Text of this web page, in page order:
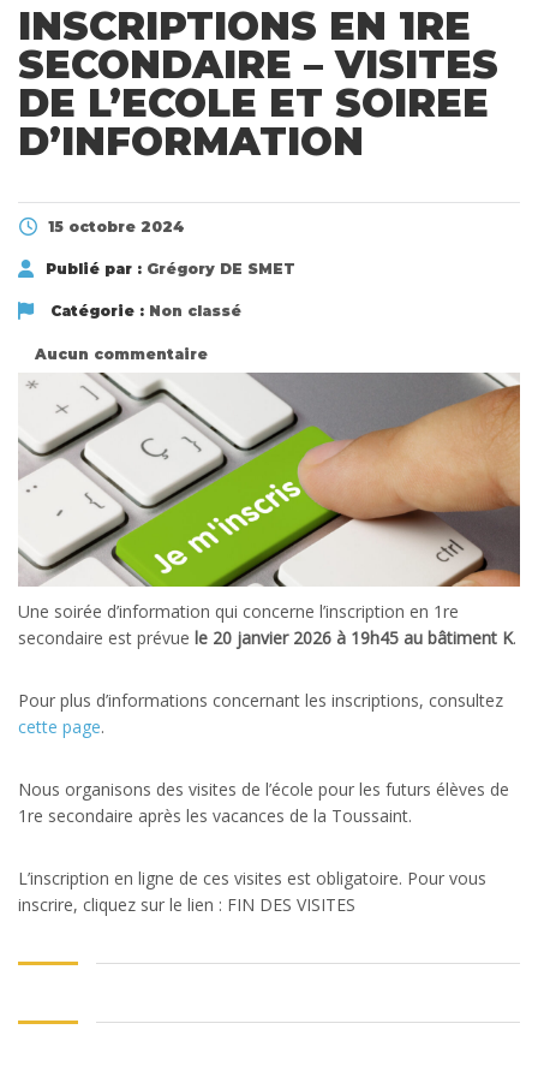
INSCRIPTIONS EN 1RE
SECONDAIRE – VISITES
DE L’ECOLE ET SOIREE
D’INFORMATION
15 octobre 2024
Publié par : Grégory DE SMET
Catégorie : Non classé
Aucun commentaire
Une soirée d’information qui concerne l’inscription en 1re
secondaire est prévue le 20 janvier 2026 à 19h45 au bâtiment K.
Pour plus d’informations concernant les inscriptions, consultez
cette page.
Nous organisons des visites de l’école pour les futurs élèves de
1re secondaire après les vacances de la Toussaint.
L’inscription en ligne de ces visites est obligatoire. Pour vous
inscrire, cliquez sur le lien : FIN DES VISITES